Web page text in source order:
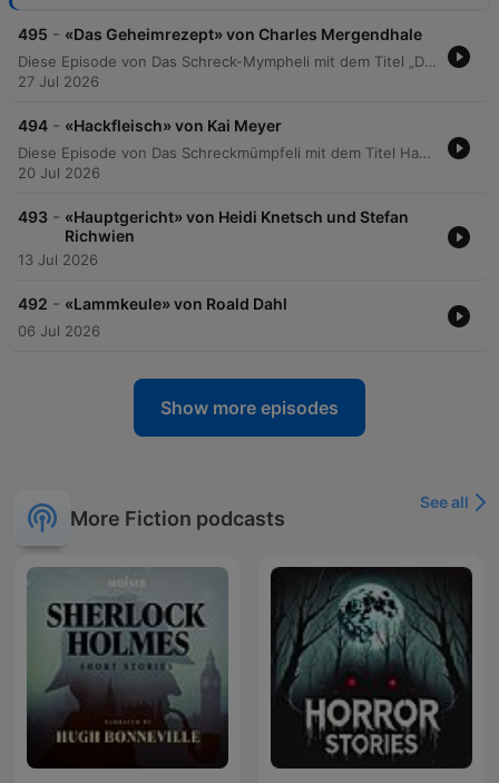
495 - «Das Geheimrezept» von Charles Mergendhale
Diese Episode von Das Schreck-Mympheli mit dem Titel „Das Geheimrezept von Charles Mergendahl“ erzählt eine düstere Geschichte über Simon und Linda. Während Simon versucht, durch ein perfekt inszeniertes Abendessen für den Direktor Weinberger eine Beförderung zu sichern, verfolgt er im Hintergrund einen grausamen Plan, seine Frau Linda psychisch zu destabilisieren und sie in eine Anstalt zu drängen. Die Spannung steigt während des Essens, als mysteriöse Hinweise auf die wahre Natur der Speisen und das Verschwinden ihrer Tochter Mopsi auftauchen. Ein psychologisches Kammerspiel über Manipulation, Familiengeheimnisse und den drohenden Zusammenbruch.
27 Jul 2026
494 - «Hackfleisch» von Kai Meyer
Diese Episode von Das Schreckmümpfeli mit dem Titel Hackfleisch von Kai Meyer erzählt eine düstere Geschichte über Eifersucht, Verlust und rätselhafte Ereignisse. Im Zentrum steht die Begegnung zwischen Lisa und Gloria Gold, wobei persönliche Konflikte um Trevor und die Frage nach einer Scheidung thematisiert werden. Die Erzählung verknüpft alltägliche Szenen wie das Essen von Lasagne mit einem tragischen Suizid und lässt Fragen über die Hintergründe der Ereignisse offen.
20 Jul 2026
493 - «Hauptgericht» von Heidi Knetsch und Stefan
Richwien
13 Jul 2026
492 - «Lammkeule» von Roald Dahl
06 Jul 2026
Show more episodes
More Fiction podcasts
See all